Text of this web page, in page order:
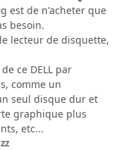
est de n'acheter que
besoin.
lecteur de disquette,
ce DELL par
comme un
seul disque dur et
graphique plus
etc...